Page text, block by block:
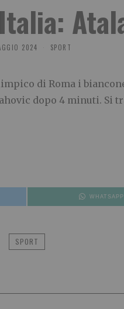
2024 SPORT
di Roma i
dopo 4 minuti. Si
WHATSAPP
SPORT